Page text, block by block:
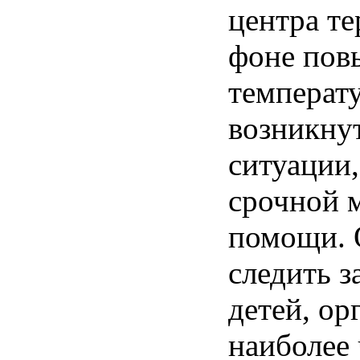
центра
фоне
ситуации
срочной
помощи.
следить
детей,
наиболее